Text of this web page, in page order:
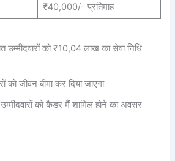
₹40,000/- प्रतिमाह
उम्मीदवारों को ₹10,04 लाख का सेवा निधि
को जीवन बीमा कर दिया जाएगा
को कैडर मैं शामिल होने का अवसर